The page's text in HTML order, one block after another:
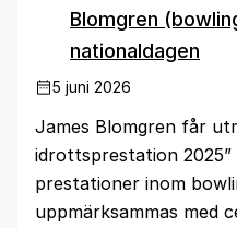
Blomgren
nationaldagen
5 juni 2026
James Blomgren får
idrottsprestation
prestationer inom
uppmärksammas med